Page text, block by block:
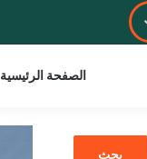
الصفحة الرئيسية